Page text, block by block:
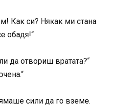
Как си? Някак ми стана
обадя!“
да отвориш вратата?“
сили да го вземе.